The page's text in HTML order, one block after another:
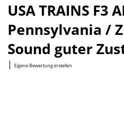
USA TRAINS F3
Pennsylvania /
Sound guter
| Eigene Bewertung erstellen